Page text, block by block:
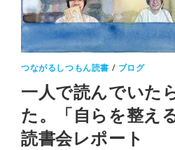
つながるしつもん読書 / ブログ
一人で読んでいた
た。「自らを整え
読書会レポート